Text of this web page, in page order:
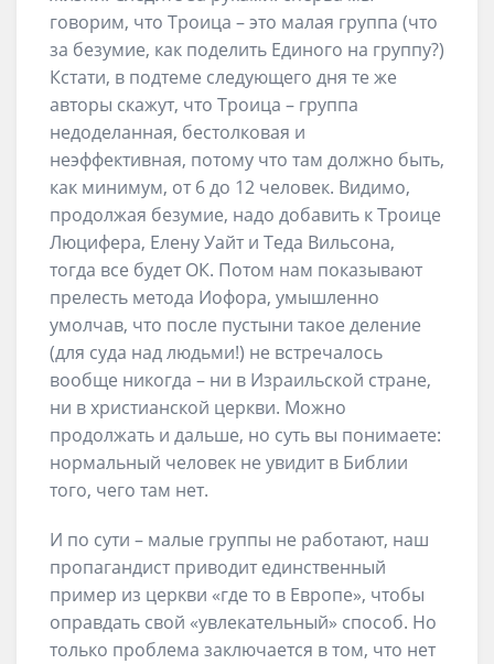
говорим, что Троица – это малая группа (что
за безумие, как поделить Единого на группу?)
Кстати, в подтеме следующего дня те же
авторы скажут, что Троица – группа
недоделанная, бестолковая и
неэффективная, потому что там должно быть,
как минимум, от 6 до 12 человек. Видимо,
продолжая безумие, надо добавить к Троице
Люцифера, Елену Уайт и Теда Вильсона,
тогда все будет ОК. Потом нам показывают
прелесть метода Иофора, умышленно
умолчав, что после пустыни такое деление
(для суда над людьми!) не встречалось
вообще никогда – ни в Израильской стране,
ни в христианской церкви. Можно
продолжать и дальше, но суть вы понимаете:
нормальный человек не увидит в Библии
того, чего там нет.
И по сути – малые группы не работают, наш
пропагандист приводит единственный
пример из церкви «где то в Европе», чтобы
оправдать свой «увлекательный» способ. Но
только проблема заключается в том, что нет